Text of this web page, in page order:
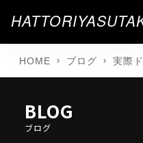
HOME ブログ 実際
BLOG
ブログ